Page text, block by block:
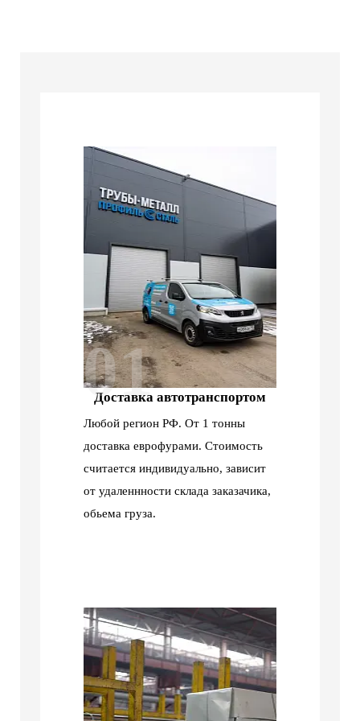
01
Доставка автотранспортом
Любой регион РФ. От 1 тонны
доставка еврофурами. Стоимость
считается индивидуально, зависит
от удаленнности склада заказачика,
обьема груза.